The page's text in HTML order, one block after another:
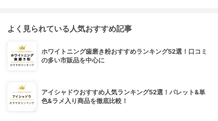
よく見られている人気おすすめ記事
ホワイトニング歯磨き粉おすすめランキング52選！口コミ
の多い市販品を中心に
アイシャドウおすすめ人気ランキング52選！パレット&単
色&ラメ入り商品を徹底比較！